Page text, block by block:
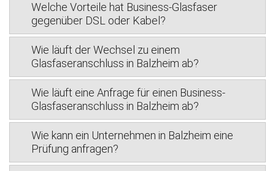
Welche Vorteile hat Business-Glasfaser
gegenüber DSL oder Kabel?
Wie läuft der Wechsel zu einem
Glasfaseranschluss in Balzheim ab?
Wie läuft eine Anfrage für einen Business-
Glasfaseranschluss in Balzheim ab?
Wie kann ein Unternehmen in Balzheim eine
Prüfung anfragen?